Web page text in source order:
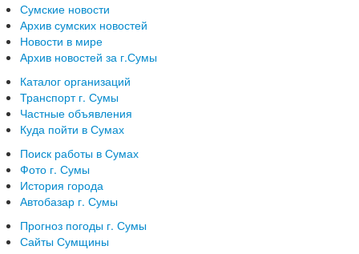
Сумские новости
Архив сумских новостей
Новости в мире
Архив новостей за г.Сумы
Каталог организаций
Транспорт г. Сумы
Частные объявления
Куда пойти в Сумах
Поиск работы в Сумах
Фото г. Сумы
История города
Автобазар г. Сумы
Прогноз погоды г. Сумы
Сайты Сумщины